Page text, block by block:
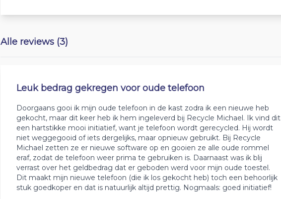
Alle reviews (3)
Leuk bedrag gekregen voor oude telefoon
Doorgaans gooi ik mijn oude telefoon in de kast zodra ik een nieuwe heb
gekocht, maar dit keer heb ik hem ingeleverd bij Recycle Michael. Ik vind dit
een hartstikke mooi initiatief, want je telefoon wordt gerecycled. Hij wordt
niet weggegooid of iets dergelijks, maar opnieuw gebruikt. Bij Recycle
Michael zetten ze er nieuwe software op en gooien ze alle oude rommel
eraf, zodat de telefoon weer prima te gebruiken is. Daarnaast was ik blij
verrast over het geldbedrag dat er geboden werd voor mijn oude toestel.
Dit maakt mijn nieuwe telefoon (die ik los gekocht heb) toch een behoorlijk
stuk goedkoper en dat is natuurlijk altijd prettig. Nogmaals: goed initiatief!